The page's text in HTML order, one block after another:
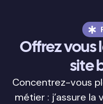
Offrez vous
site
Concentrez-vous
métier : j’assure la